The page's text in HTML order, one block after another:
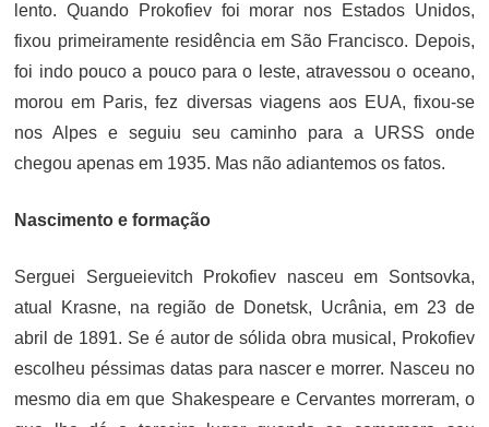
lento. Quando Prokofiev foi morar nos Estados Unidos,
fixou primeiramente residência em São Francisco. Depois,
foi indo pouco a pouco para o leste, atravessou o oceano,
morou em Paris, fez diversas viagens aos EUA, fixou-se
nos Alpes e seguiu seu caminho para a URSS onde
chegou apenas em 1935. Mas não adiantemos os fatos.
Nascimento e formação
Serguei Sergueievitch Prokofiev nasceu em Sontsovka,
atual Krasne, na região de Donetsk, Ucrânia, em 23 de
abril de 1891. Se é autor de sólida obra musical, Prokofiev
escolheu péssimas datas para nascer e morrer. Nasceu no
mesmo dia em que Shakespeare e Cervantes morreram, o